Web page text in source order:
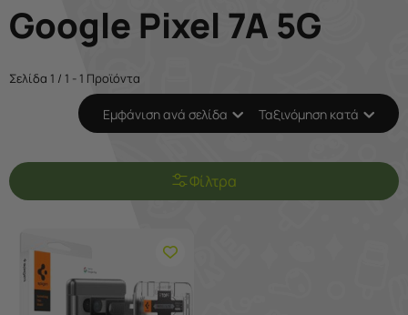
Google Pixel 7A 5G
Σελίδα 1 / 1 - 1 Προϊόντα
Εμφάνιση ανά σελίδα Ταξινόμηση κατά
Φίλτρα